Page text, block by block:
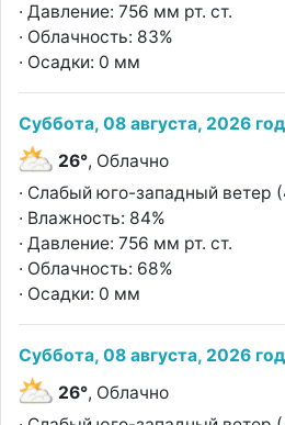
· Давление: 756 мм рт. ст.
· Облачность: 83%
· Осадки: 0 мм
Суббота, 08 августа, 2026
26°, Облачно
· Слабый юго-западный ветер
· Влажность: 84%
· Давление: 756 мм рт. ст.
· Облачность: 68%
· Осадки: 0 мм
Суббота, 08 августа, 2026
26°, Облачно